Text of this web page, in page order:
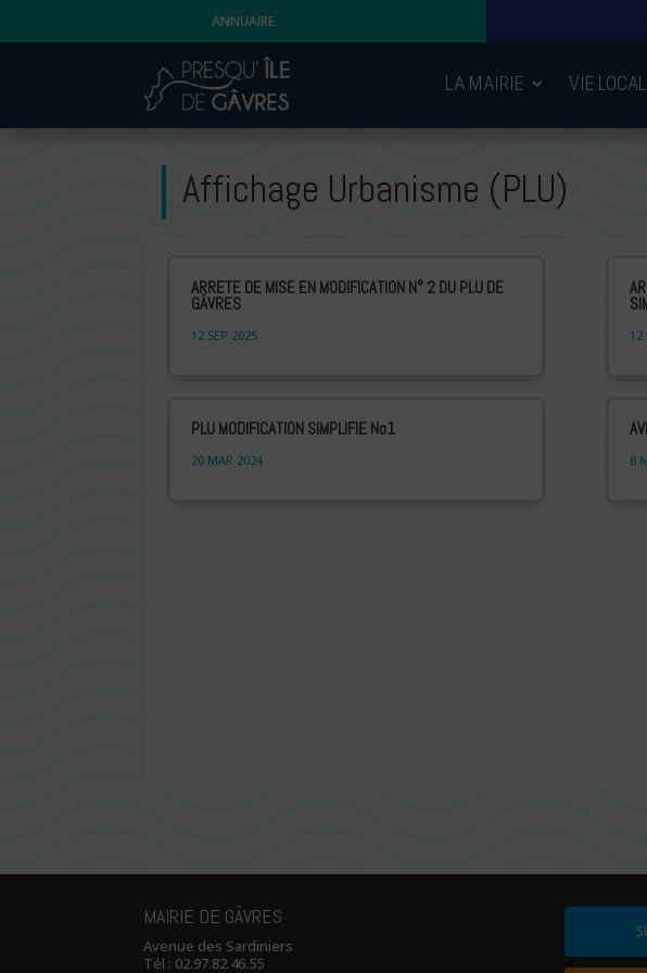
ANNUAIRE
LA MAIRIE VIE
Affichage Urbanisme (PLU)
ARRETE DE MISE EN MODIFICATION N° 2 DU PLU DE
GÂVRES
12 SEP 2025
PLU MODIFICATION SIMPLIFIE No1
20 MAR 2024
12
8
MAIRIE DE GÂVRES
Avenue des Sardiniers
Tél : 02.97.82.46.55